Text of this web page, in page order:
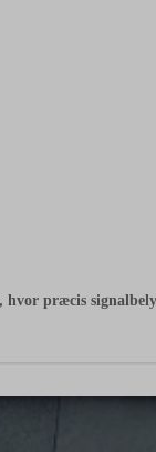
præcis